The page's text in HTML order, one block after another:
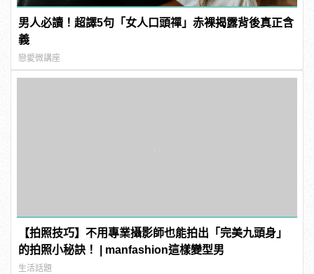
男人必讀！超譯5句「女人口頭禪」赤裸揭露背後真正含
義
戀愛微講座
【拍照技巧】不用專業攝影師也能拍出「完美九頭身」
的拍照小秘訣！ | manfashion這樣變型男
生活話題